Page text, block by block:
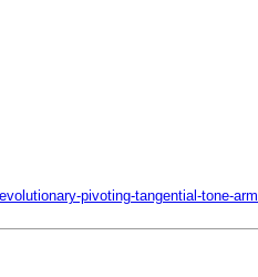
pivoting-tangential-tone-